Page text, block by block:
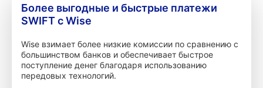
Более выгодные и быстрые платежи
SWIFT с Wise
Wise взимает более низкие комиссии по сравнению с
большинством банков и обеспечивает быстрое
поступление денег благодаря использованию
передовых технологий.